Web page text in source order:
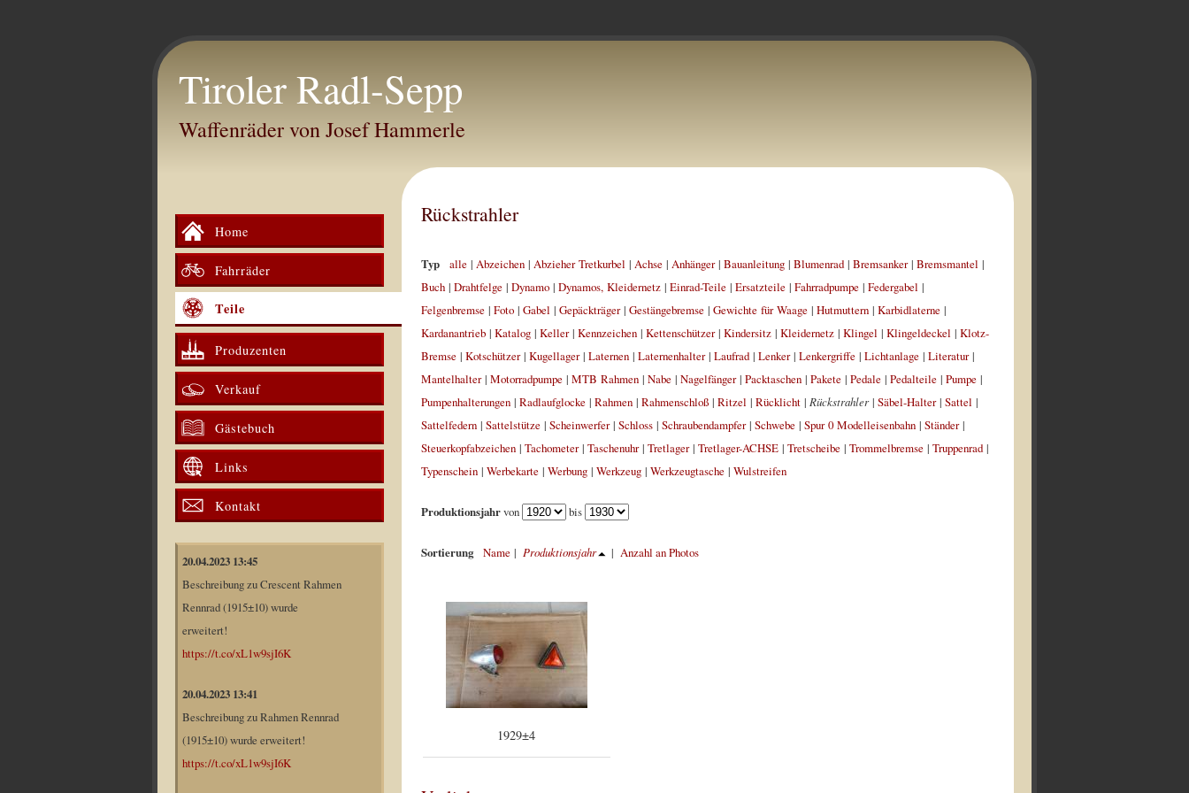
Tiroler Radl-Sepp
Waffenräder von Josef Hammerle
Home
Fahrräder
Teile
Produzenten
Verkauf
Gästebuch
Links
Kontakt
20.04.2023 13:45
Beschreibung zu Crescent Rahmen
Rennrad (1915±10) wurde
erweitert!
https://t.co/xL1w9sjI6K
20.04.2023 13:41
Beschreibung zu Rahmen Rennrad
(1915±10) wurde erweitert!
https://t.co/xL1w9sjI6K
Rückstrahler
Typ alle| Abzeichen| Abzieher Tretkurbel | Achse| Anhänger| Bauanleitung| Blumenrad| Bremsanker| Bremsmantel |
Buch| Drahtfelge| Dynamo| Dynamos, Kleidernetz| Einrad-Teile| Ersatzteile| Fahrradpumpe| Federgabel |
Felgenbremse| Foto| Gabel | Gepäckträger| Gestängebremse| Gewichte für Waage| Hutmuttern| Karbidlaterne|
Kardanantrieb| Katalog| Keller| Kennzeichen| Kettenschützer| Kindersitz| Kleidernetz| Klingel | Klingeldeckel | Klotz-
Bremse| Kotschützer| Kugellager| Laternen| Laternenhalter| Laufrad| Lenker| Lenkergriffe| Lichtanlage| Literatur|
Mantelhalter| Motorradpumpe| MTB Rahmen| Nabe| Nagelfänger| Packtaschen| Pakete| Pedale| Pedalteile| Pumpe|
Pumpenhalterungen| Radlaufglocke| Rahmen| Rahmenschloß| Ritzel | Rücklicht| Rückstrahler| Säbel-Halter| Sattel |
Sattelfedern| Sattelstütze| Scheinwerfer| Schloss| Schraubendampfer| Schwebe| Spur 0 Modelleisenbahn| Ständer|
Steuerkopfabzeichen| Tachometer| Taschenuhr| Tretlager| Tretlager-ACHSE| Tretscheibe| Trommelbremse| Truppenrad|
Typenschein| Werbekarte| Werbung| Werkzeug| Werkzeugtasche| Wulstreifen
Produktionsjahrvon bis
Sortierung Name| Produktionsjahr | Anzahl an Photos
1929±4